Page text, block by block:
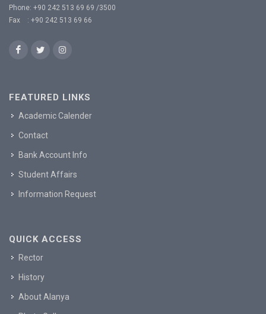
Phone: +90 242 513 69 69 /3500
Fax : +90 242 513 69 66
FEATURED LINKS
Academic Calender
Contact
Bank Account Info
Student Affairs
Information Request
QUICK ACCESS
Rector
History
About Alanya